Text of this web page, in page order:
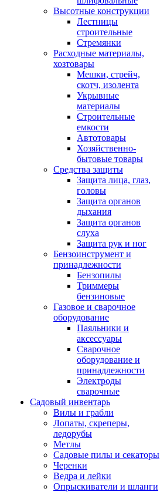
Высотные конструкции
Лестницы
строительные
Стремянки
Расходные материалы,
хозтовары
Мешки, стрейч,
скотч, изолента
Укрывные
материалы
Строительные
емкости
Автотовары
Хозяйственно-
бытовые товары
Средства защиты
Защита лица, глаз,
головы
Защита органов
дыхания
Защита органов
слуха
Защита рук и ног
Бензоинструмент и
принадлежности
Бензопилы
Триммеры
бензиновые
Газовое и сварочное
оборудование
Паяльники и
аксессуары
Сварочное
оборудование и
принадлежности
Электроды
сварочные
Садовый инвентарь
Вилы и грабли
Лопаты, скреперы,
ледорубы
Метлы
Садовые пилы и секаторы
Черенки
Ведра и лейки
Опрыскиватели и шланги